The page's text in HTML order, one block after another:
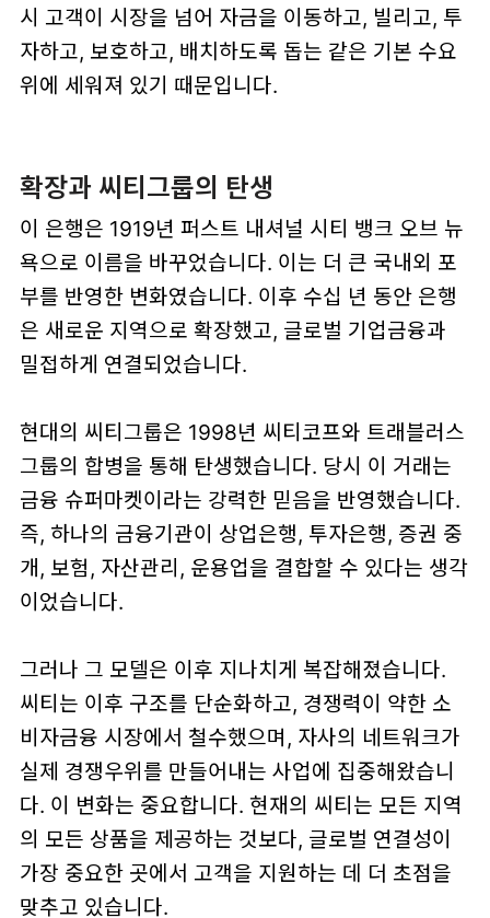
시 고객이 시장을 넘어 자금을 이동하고, 빌리고, 투
자하고, 보호하고, 배치하도록 돕는 같은 기본 수요
위에 세워져 있기 때문입니다.
확장과 씨티그룹의 탄생
이 은행은 1919년 퍼스트 내셔널 시티 뱅크 오브 뉴
욕으로 이름을 바꾸었습니다. 이는 더 큰 국내외 포
부를 반영한 변화였습니다. 이후 수십 년 동안 은행
은 새로운 지역으로 확장했고, 글로벌 기업금융과
밀접하게 연결되었습니다.
현대의 씨티그룹은 1998년 씨티코프와 트래블러스
그룹의 합병을 통해 탄생했습니다. 당시 이 거래는
금융 슈퍼마켓이라는 강력한 믿음을 반영했습니다.
즉, 하나의 금융기관이 상업은행, 투자은행, 증권 중
개, 보험, 자산관리, 운용업을 결합할 수 있다는 생각
이었습니다.
그러나 그 모델은 이후 지나치게 복잡해졌습니다.
씨티는 이후 구조를 단순화하고, 경쟁력이 약한 소
비자금융 시장에서 철수했으며, 자사의 네트워크가
실제 경쟁우위를 만들어내는 사업에 집중해왔습니
다. 이 변화는 중요합니다. 현재의 씨티는 모든 지역
의 모든 상품을 제공하는 것보다, 글로벌 연결성이
가장 중요한 곳에서 고객을 지원하는 데 더 초점을
맞추고 있습니다.